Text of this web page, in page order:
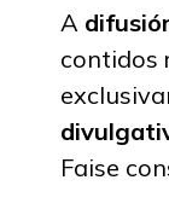
A
contidos
Faise